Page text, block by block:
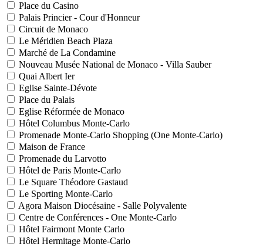
Place du Casino
Palais Princier - Cour d'Honneur
Circuit de Monaco
Le Méridien Beach Plaza
Marché de La Condamine
Nouveau Musée National de Monaco - Villa Sauber
Quai Albert Ier
Eglise Sainte-Dévote
Place du Palais
Eglise Réformée de Monaco
Hôtel Columbus Monte-Carlo
Promenade Monte-Carlo Shopping (One Monte-Carlo)
Maison de France
Promenade du Larvotto
Hôtel de Paris Monte-Carlo
Le Square Théodore Gastaud
Le Sporting Monte-Carlo
Agora Maison Diocésaine - Salle Polyvalente
Centre de Conférences - One Monte-Carlo
Hôtel Fairmont Monte Carlo
Hôtel Hermitage Monte-Carlo